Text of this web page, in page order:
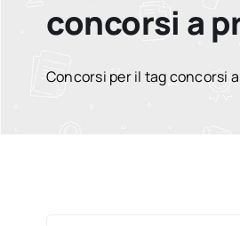
concorsi a
Concorsi per il tag concorsi